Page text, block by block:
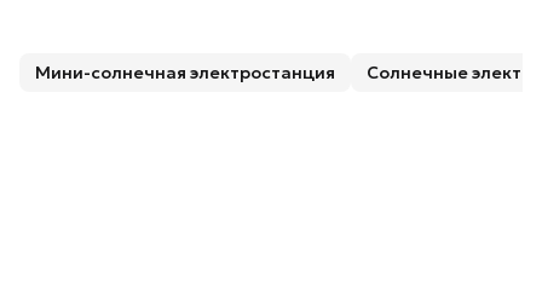
Мини-солнечная электростанция Солнечные